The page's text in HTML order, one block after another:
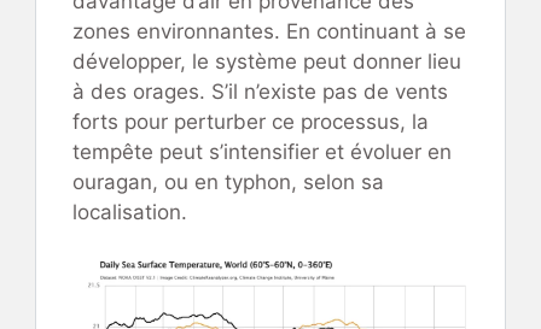
zones environnantes. En continuant à se
développer, le système peut donner lieu
à des orages. S’il n’existe pas de vents
forts pour perturber ce processus, la
tempête peut s’intensifier et évoluer en
ouragan, ou en typhon, selon sa
localisation.